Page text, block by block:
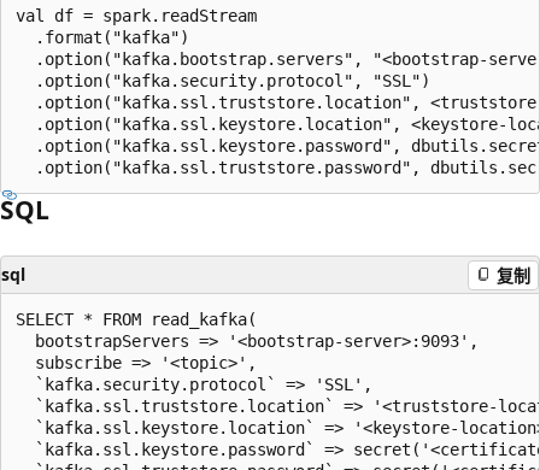
val df = spark.readStream
  .format("kafka")
.option("kafka.bootstrap.servers", "<bootstrap-
  .option("kafka.security.protocol", "SSL")
.option("kafka.ssl.truststore.location",
.option("kafka.ssl.keystore.location", <keystore-
.option("kafka.ssl.keystore.password",
SQL
sql 复制
SELECT * FROM read_kafka(
  bootstrapServers => '<bootstrap-server>:9093',
  subscribe => '<topic>',
  `kafka.security.protocol` => 'SSL',
`kafka.ssl.truststore.location` => '<truststore-
`kafka.ssl.keystore.location` => '<keystore-
`kafka.ssl.keystore.password` =>